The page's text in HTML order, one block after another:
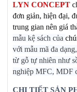
LYN CONCEPT
đơn giản, hiện đại,
trung gian nên giá
mẫu kệ sách của
với mẫu mã đa
từ gỗ tự nhiên như
nghiệp MFC, MDF
CHI TIẾT SẢN